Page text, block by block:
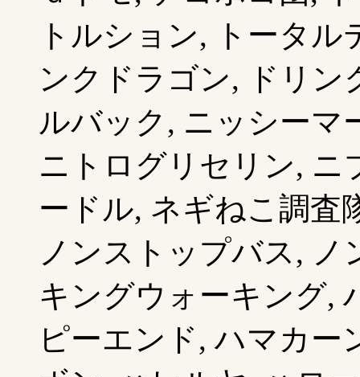
トルション, トータ
ンクドラゴン, ドリン
ルバック, ニッシーマ
ニトログリセリン, ニ
ードル, ネギねこ調査
ノンストップバス,
キングウォーキング,
ピーエンド, ハマカー